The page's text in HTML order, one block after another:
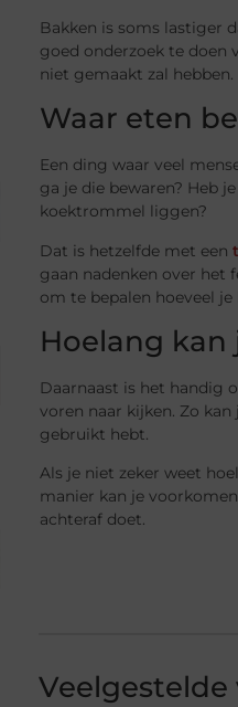
Bakken is soms lastiger
goed onderzoek te doen
niet gemaakt zal hebben.
Waar eten
Een ding waar veel
ga je die bewaren? Heb je
koektrommel liggen?
Dat is hetzelfde met een
gaan nadenken over het
om te bepalen hoeveel je
Hoelang kan
Daarnaast is het handig
voren naar kijken. Zo
gebruikt hebt.
Als je niet zeker weet
manier kan je
achteraf doet.
Veelgestelde